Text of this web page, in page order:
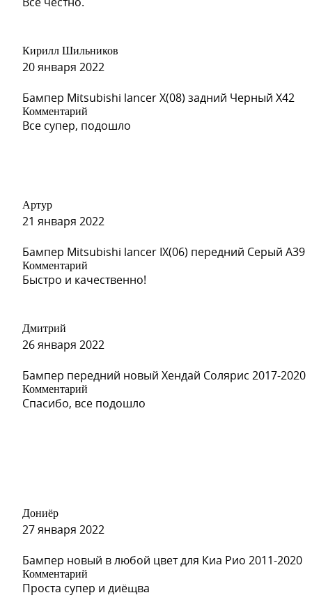
S09 - SEREBRISTY INIY (Серебристый Иней) (на 514 по
S09 - SEREBRISTY INIY (Серебристый Иней) (на 514 по
S02 - SERY ZAMOK (Серый Замок)
S02 - SERY ZAMOK (Серый Замок)
S02 - SERY ZAMOK (Серый Замок)
Кирилл Шильников
20 января 2022
Бампер Mitsubishi lancer X(08) задний Черный X42
Комментарий
Все супер, подошло
Артур
21 января 2022
Бампер Mitsubishi lancer IX(06) передний Серый A39
Комментарий
Быстро и качественно!
Дмитрий
26 января 2022
Бампер передний новый Хендай Солярис 2017-2020
Комментарий
Спасибо, все подошло
Дониёр
27 января 2022
Бампер новый в любой цвет для Киа Рио 2011-2020
Комментарий
Проста супер и диёщва